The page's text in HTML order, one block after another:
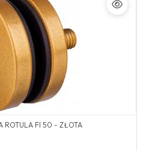
ROTULA FI 50 - ZŁOTA